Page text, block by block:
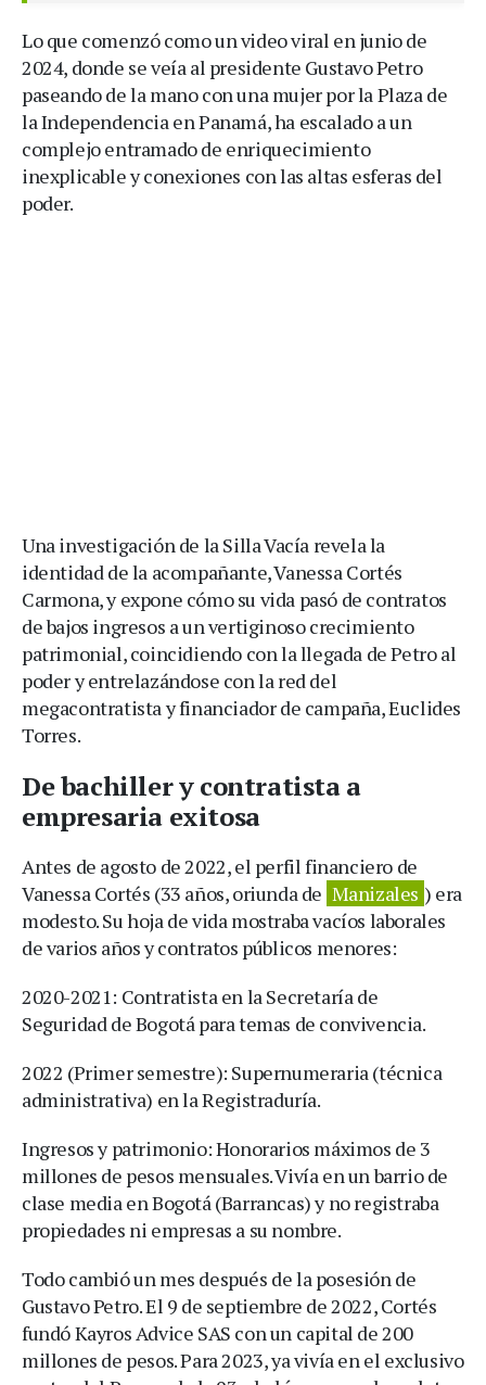
Lo que comenzó como un video viral en junio de
2024, donde se veía al presidente Gustavo Petro
paseando de la mano con una mujer por la Plaza de
la Independencia en Panamá, ha escalado a un
complejo entramado de enriquecimiento
inexplicable y conexiones con las altas esferas del
poder.
Una investigación de la Silla Vacía revela la
identidad de la acompañante, Vanessa Cortés
Carmona, y expone cómo su vida pasó de contratos
de bajos ingresos a un vertiginoso crecimiento
patrimonial, coincidiendo con la llegada de Petro al
poder y entrelazándose con la red del
megacontratista y financiador de campaña, Euclides
Torres.
De bachiller y contratista a
empresaria exitosa
Antes de agosto de 2022, el perfil financiero de
Vanessa Cortés (33 años, oriunda de Manizales ) era
modesto. Su hoja de vida mostraba vacíos laborales
de varios años y contratos públicos menores:
2020-2021: Contratista en la Secretaría de
Seguridad de Bogotá para temas de convivencia.
2022 (Primer semestre): Supernumeraria (técnica
administrativa) en la Registraduría.
Ingresos y patrimonio: Honorarios máximos de 3
millones de pesos mensuales. Vivía en un barrio de
clase media en Bogotá (Barrancas) y no registraba
propiedades ni empresas a su nombre.
Todo cambió un mes después de la posesión de
Gustavo Petro. El 9 de septiembre de 2022, Cortés
fundó Kayros Advice SAS con un capital de 200
millones de pesos. Para 2023, ya vivía en el exclusivo